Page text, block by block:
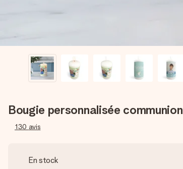
Bougie personnalisée communion
130 avis
En stock